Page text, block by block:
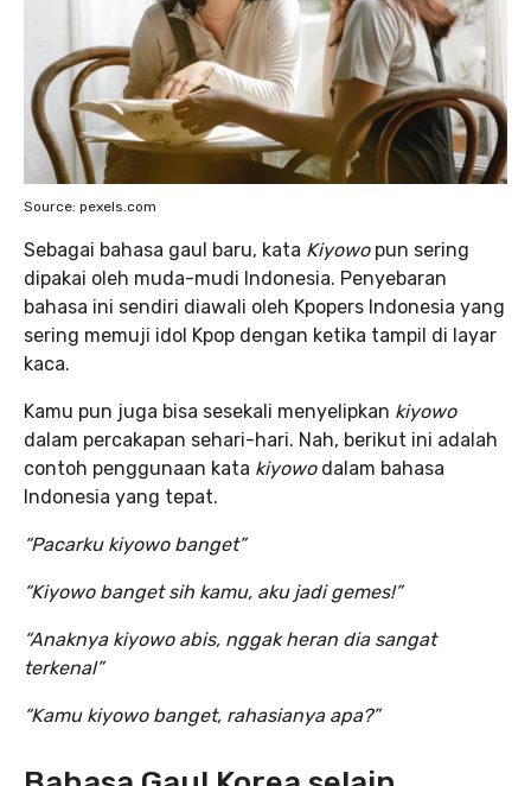
Source: pexels.com
Sebagai bahasa gaul baru, kata Kiyowopun sering
dipakai oleh muda-mudi Indonesia. Penyebaran
bahasa ini sendiri diawali oleh Kpopers Indonesia yang
sering memuji idol Kpop dengan ketika tampil di layar
kaca.
Kamu pun juga bisa sesekali menyelipkan kiyowo
dalam percakapan sehari-hari. Nah, berikut ini adalah
contoh penggunaan kata kiyowodalam bahasa
Indonesia yang tepat.
“Pacarku kiyowo banget”
“Kiyowo banget sih kamu, aku jadi gemes!”
“Anaknya kiyowo abis, nggak heran dia sangat
terkenal”
“Kamu kiyowo banget, rahasianya apa?”